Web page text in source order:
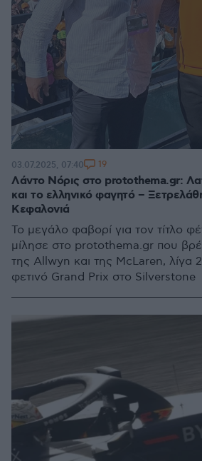
Λάντο Νόρις στο protothema.gr:
και το ελληνικό φαγητό –
Κεφαλονιά
Το μεγάλο φαβορί για τον τίτλο
μίλησε στο protothema.gr που
της Allwyn και της McLaren, λίγα
φετινό Grand Prix στο Silverstone
03.07.2025, 07:40 19